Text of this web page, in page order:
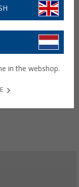
in the webshop.